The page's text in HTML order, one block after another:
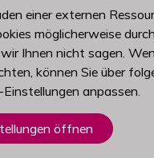
einer externen
möglicherweise
Ihnen nicht sagen.
können Sie über
anpassen.
öffnen